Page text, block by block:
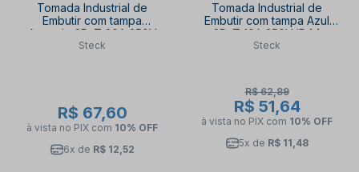
Tomada Industrial de
Embutir com tampa
Amarelo 2P+T 20A 250V
IP44 S8641AM STECK
Steck
R$ 67,60
à vista no PIX com 10% OFF
6x de R$ 12,52
Tomada Industrial de
Embutir com tampa Azul
2P+T 10A 250V IP44
S8640AZ STECK
Steck
R$ 62,89
R$ 51,64
à vista no PIX com 10% OFF
5x de R$ 11,48